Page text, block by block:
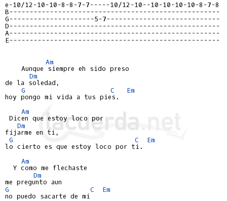
e-10/12-10-10-8-8-7-7-----10/12-10--10-10-10-10-8-7-8
B----------------------------------------------------
G---------------------5-7----------------------------
D----------------------------------------------------
A----------------------------------------------------
E----------------------------------------------------
Am
    Aunque siempre eh sido preso
Dm
de la soledad,
G
C
Em
hoy pongo mi vida a tus pies.
Am
Dicen que estoy loco por
Dm
fijarme en ti,
G
C
Em
lo cierto es que estoy loco por ti.
Am
  Y como me flechaste
Dm
G
C
Em
no puedo sacarte de mi